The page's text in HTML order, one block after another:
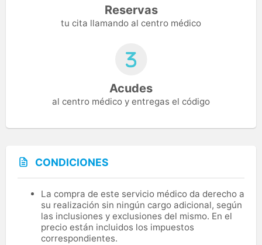
Reservas
tu cita llamando al centro médico
Acudes
al centro médico y entregas el código
CONDICIONES
La compra de este servicio médico da derecho a
su realización sin ningún cargo adicional, según
las inclusiones y exclusiones del mismo. En el
precio están incluidos los impuestos
correspondientes.